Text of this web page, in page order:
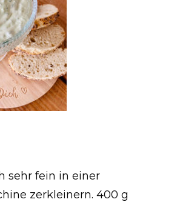
sehr fein in einer
zerkleinern. 400 g